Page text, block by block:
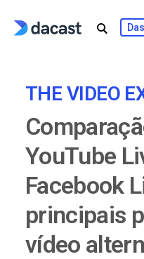
THE VIDEO
YouTube
Facebook
principais
vídeo